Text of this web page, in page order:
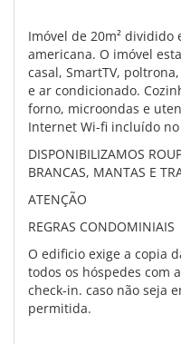
Imóvel de 20m²
americana. O imóvel
casal, SmartTV,
e ar condicionado.
forno, microondas e
Internet Wi-fi incluído
DISPONIBILIZAMOS
BRANCAS, MANTAS E
ATENÇÃO
REGRAS CONDOMINIAIS
O edificio exige a copia
todos os hóspedes com
check-in. caso não seja
permitida.